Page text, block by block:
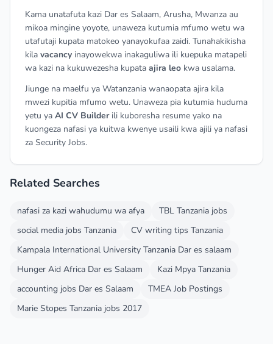
Kama unatafuta kazi Dar es Salaam, Arusha, Mwanza au
mikoa mingine yoyote, unaweza kutumia mfumo wetu wa
utafutaji kupata matokeo yanayokufaa zaidi. Tunahakikisha
kila vacancy inayowekwa inakaguliwa ili kuepuka matapeli
wa kazi na kukuwezesha kupata ajira leo kwa usalama.
Jiunge na maelfu ya Watanzania wanaopata ajira kila
mwezi kupitia mfumo wetu. Unaweza pia kutumia huduma
yetu ya AI CV Builderili kuboresha resume yako na
kuongeza nafasi ya kuitwa kwenye usaili kwa ajili ya nafasi
za Security Jobs.
Related Searches
nafasi za kazi wahudumu wa afya
TBL Tanzania jobs
social media jobs Tanzania
CV writing tips Tanzania
Kampala International University Tanzania Dar es salaam
Hunger Aid Africa Dar es Salaam
Kazi Mpya Tanzania
accounting jobs Dar es Salaam
TMEA Job Postings
Marie Stopes Tanzania jobs 2017